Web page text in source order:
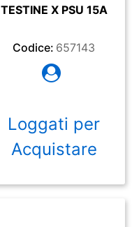
TESTINE X PSU 15A
Codice: 657143
Loggati per
Acquistare